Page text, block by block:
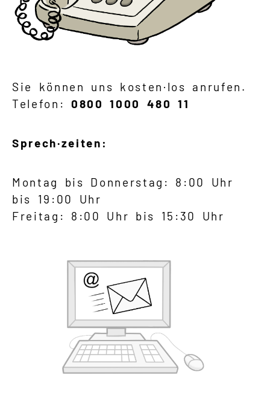
Sie können uns kosten·los anrufen.
Telefon: 0800 1000 480 11
Sprech·zeiten:
Montag bis Donnerstag: 8:00 Uhr
bis 19:00 Uhr
Freitag: 8:00 Uhr bis 15:30 Uhr